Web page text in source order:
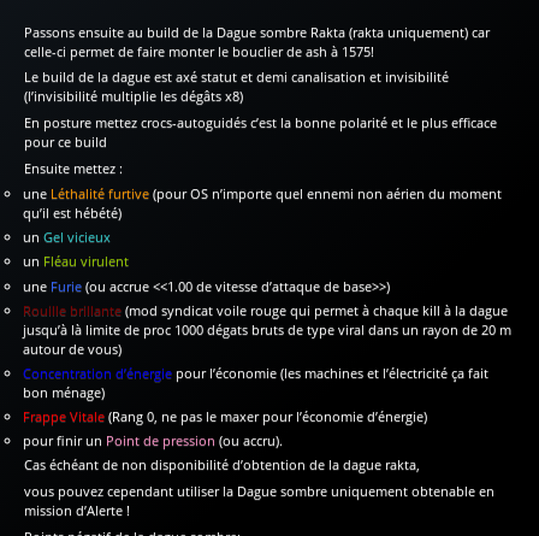
Passons ensuite au build de la Dague sombre Rakta (rakta uniquement) car
celle-ci permet de faire monter le bouclier de ash à 1575!
Le build de la dague est axé statut et demi canalisation et invisibilité
(l’invisibilité multiplie les dégâts x8)
En posture mettez crocs-autoguidés c’est la bonne polarité et le plus efficace
pour ce build
Ensuite mettez :
une Léthalité furtive (pour OS n’importe quel ennemi non aérien du moment
qu’il est hébété)
unGel vicieux
un Fléau virulent
une Furie(ou accrue <<1.00 de vitesse d’attaque de base>>)
Rouille brillante (mod syndicat voile rouge qui permet à chaque kill à la dague
jusqu’à là limite de proc 1000 dégats bruts de type viral dans un rayon de 20 m
autour de vous)
Concentration d’énergie pour l’économie (les machines et l’électricité ça fait
bon ménage)
Frappe Vitale (Rang 0, ne pas le maxer pour l’économie d’énergie)
pour finir un Point de pression(ou accru).
Cas échéant de non disponibilité d’obtention de la dague rakta,
vous pouvez cependant utiliser la Dague sombre uniquement obtenable en
mission d’Alerte !